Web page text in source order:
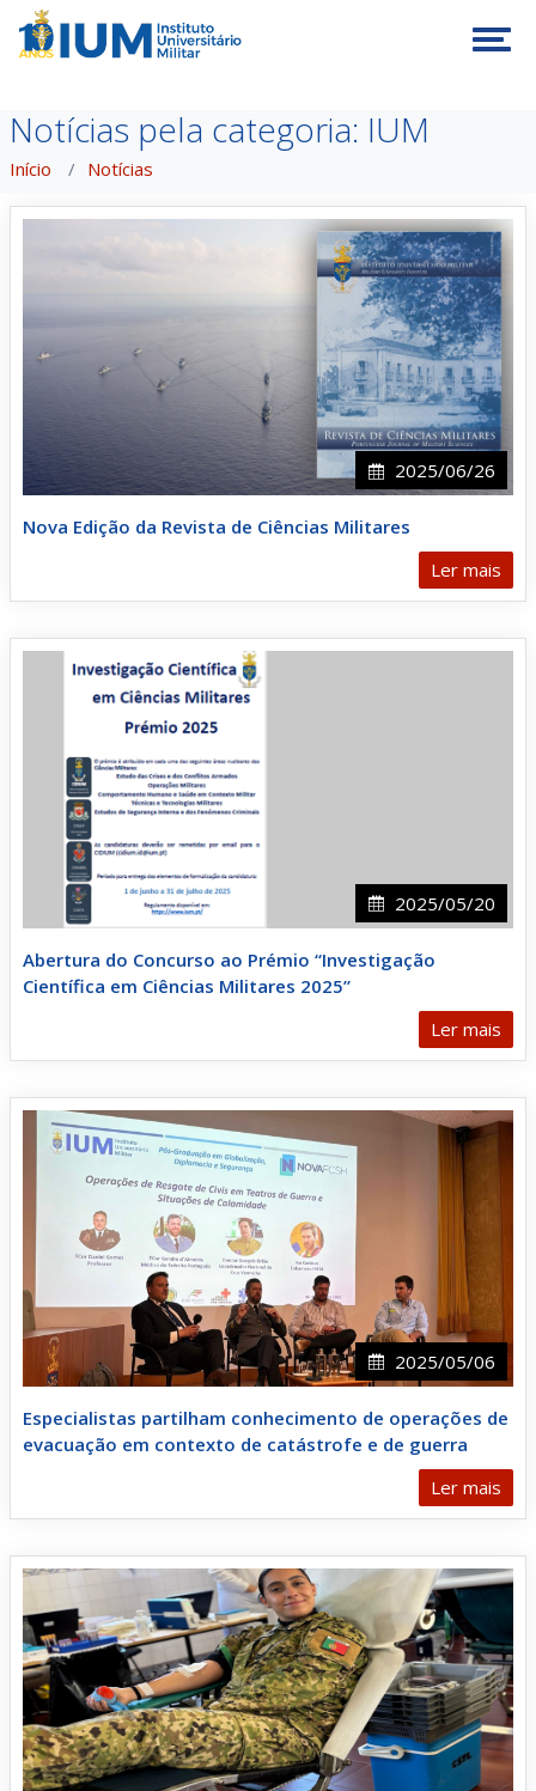
Notícias pela categoria: IUM
Início Notícias
2025/06/26
Nova Edição da Revista de Ciências Militares
Ler mais
2025/05/20
Abertura do Concurso ao Prémio “Investigação
Científica em Ciências Militares 2025”
Ler mais
2025/05/06
Especialistas partilham conhecimento de operações de
evacuação em contexto de catástrofe e de guerra
Ler mais